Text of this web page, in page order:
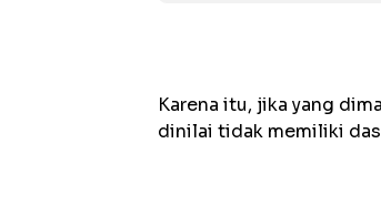
Karena itu, jika yang
dinilai tidak memiliki